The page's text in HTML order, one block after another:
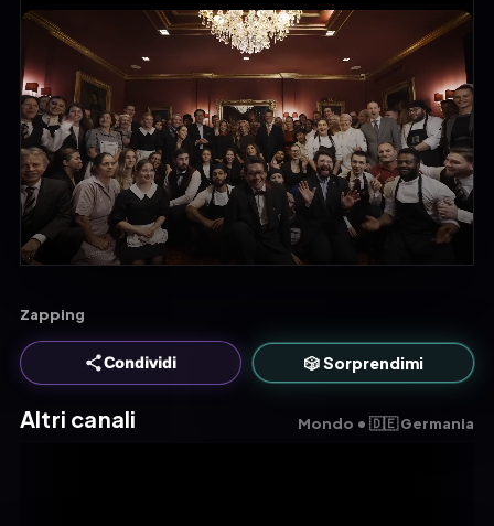
Zapping
Condividi 🎲 Sorprendimi
Altri canali Mondo • 🇩🇪 Germania